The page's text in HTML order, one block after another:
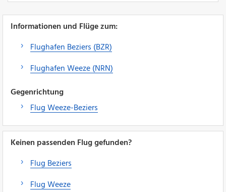
Informationen und Flüge zum:
Flughafen Beziers (BZR)
Flughafen Weeze (NRN)
Gegenrichtung
Flug Weeze-Beziers
Keinen passenden Flug gefunden?
Flug Beziers
Flug Weeze